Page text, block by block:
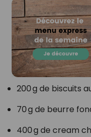
200 g de biscuits
70 g de beurre
400 g de cream